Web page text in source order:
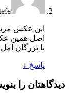
اين عكس
اصل همين
با بزرگان
پاسخ ↓
دیدگاهتان را